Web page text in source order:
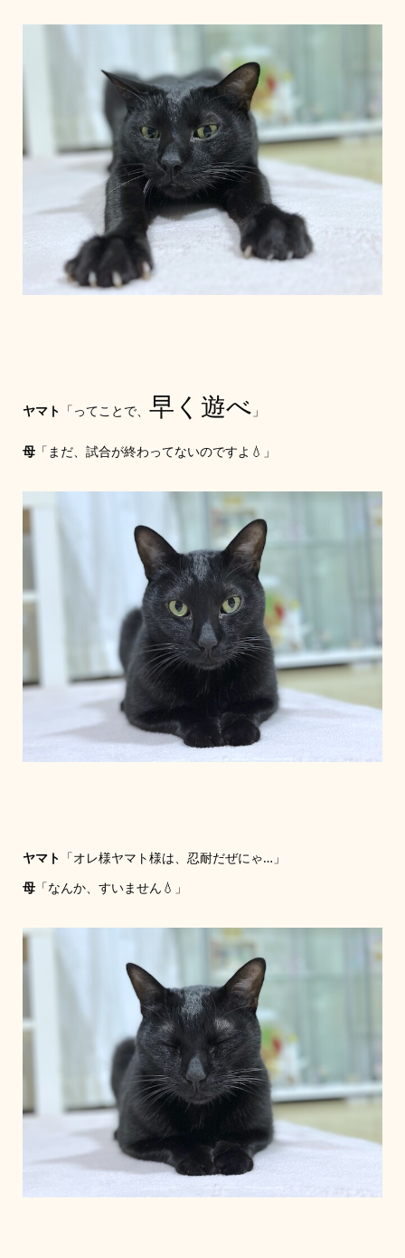
ヤマト 「ってことで、 早く遊べ 」
母「まだ、試合が終わってないのですよ💧」
ヤマト 「オレ様ヤマト様は、忍耐だぜにゃ…」
母「なんか、すいません💧」